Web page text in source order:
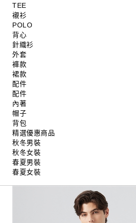
TEE
襯衫
POLO
背心
針織衫
外套
褲款
裙款
配件
配件
內著
帽子
背包
精選優惠商品
秋冬男裝
秋冬女裝
春夏男裝
春夏女裝